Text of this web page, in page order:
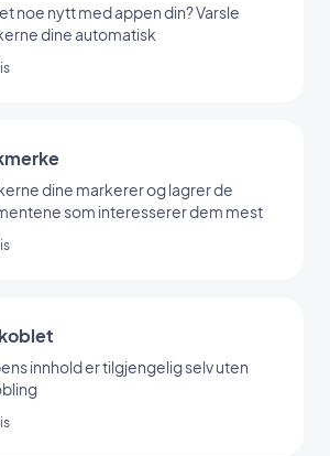
noe nytt med appen din? Varsle
dine automatisk
dine markerer og lagrer de
som interesserer dem mest
innhold er tilgjengelig selv uten